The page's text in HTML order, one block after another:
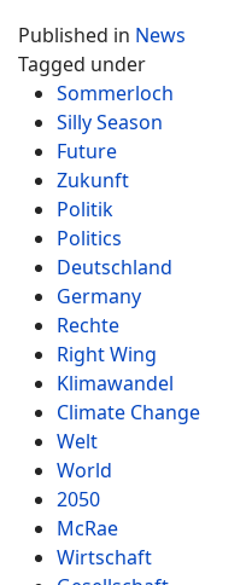
Published in News
Tagged under
Sommerloch
Silly Season
Future
Zukunft
Politik
Politics
Deutschland
Germany
Rechte
Right Wing
Klimawandel
Climate Change
Welt
World
2050
McRae
Wirtschaft